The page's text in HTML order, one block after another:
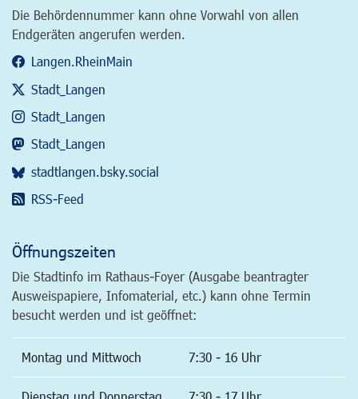
Die Behördennummer kann ohne Vorwahl von allen
Endgeräten angerufen werden.
Langen.RheinMain
Stadt_Langen
Stadt_Langen
Stadt_Langen
stadtlangen.bsky.social
RSS-Feed
Öffnungszeiten
Die Stadtinfo im Rathaus-Foyer (Ausgabe beantragter
Ausweispapiere, Infomaterial, etc.) kann ohne Termin
besucht werden und ist geöffnet:
Montag und Mittwoch 7:30 - 16 Uhr
Dienstag und Donnerstag 7:30 - 17 Uhr